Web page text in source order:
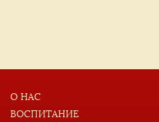
О НАС
ВОСПИТАНИЕ